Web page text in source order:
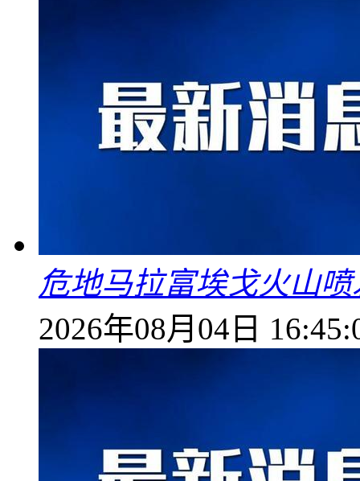
危地马拉富埃戈火山
2026年08月04日